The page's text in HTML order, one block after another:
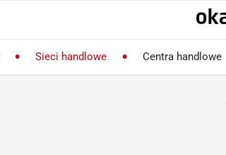
Sieci handlowe Centra handlowe